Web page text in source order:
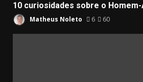
10 curiosidades sobre o
Matheus Noleto 6 60